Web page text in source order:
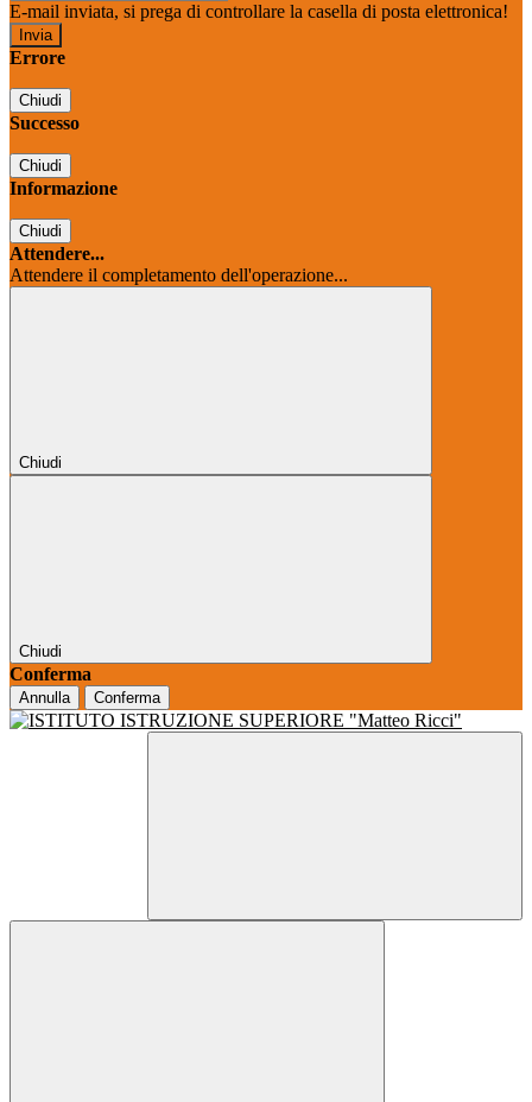
E-mail inviata, si prega di controllare la casella di posta elettronica!
Errore
Chiudi
Successo
Chiudi
Informazione
Chiudi
Attendere...
Attendere il completamento dell'operazione...
Chiudi
Chiudi
Conferma
Annulla Conferma